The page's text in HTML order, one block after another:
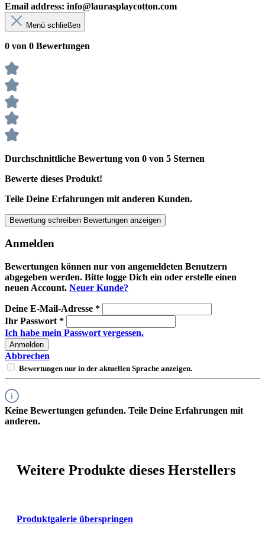
Email address: info@laurasplaycotton.com
Menü schließen
0 von 0 Bewertungen
Durchschnittliche Bewertung von 0 von 5 Sternen
Bewerte dieses Produkt!
Teile Deine Erfahrungen mit anderen Kunden.
Bewertung schreiben Bewertungen anzeigen
Anmelden
Bewertungen können nur von angemeldeten Benutzern
abgegeben werden. Bitte logge Dich ein oder erstelle einen
neuen Account. Neuer Kunde?
Deine E-Mail-Adresse *
Ihr Passwort *
Ich habe mein Passwort vergessen.
Anmelden
Abbrechen
Bewertungen nur in der aktuellen Sprache anzeigen.
Keine Bewertungen gefunden. Teile Deine Erfahrungen mit
anderen.
Weitere Produkte dieses Herstellers
Produktgalerie überspringen